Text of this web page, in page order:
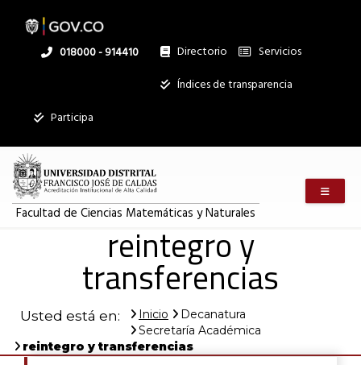
contenido
Linea
018000 - 914410 Directorio
Institucional
Servicios
Índices de transparencia
Participa
Facultad de Ciencias Matemáticas y Naturales
reintegro y
transferencias
Usted está en: Inicio
Decanatura
Secretaría Académica
reintegro y transferencias